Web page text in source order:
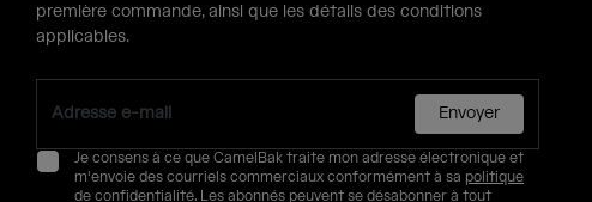
première commande, ainsi que les détails des conditions
applicables.
Envoyer
Je consens à ce que CamelBak traite mon adresse électronique et
m'envoie des courriels commerciaux conformément à sa politique
de confidentialité. Les abonnés peuvent se désabonner à tout